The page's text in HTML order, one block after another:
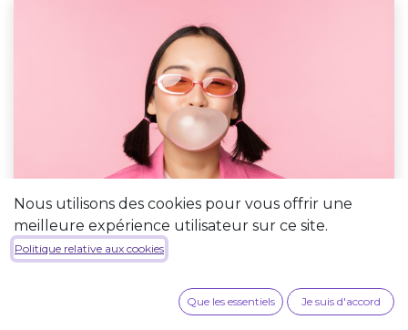
Nous utilisons des cookies pour vous offrir une
meilleure expérience utilisateur sur ce site.
Politique relative aux cookies
Que les essentiels Je suis d'accord